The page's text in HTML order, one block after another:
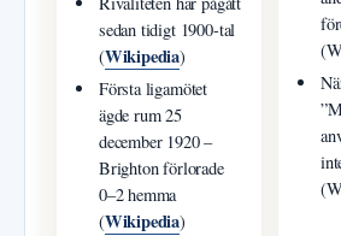
sedan tidigt 1900-tal
(Wikipedia)
Första ligamötet
ägde rum 25
december 1920 –
Brighton förlorade
0–2 hemma
(Wikipedia)